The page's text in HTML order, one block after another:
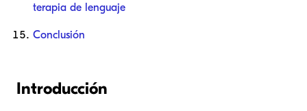
terapia de lenguaje
Conclusión
Introducción